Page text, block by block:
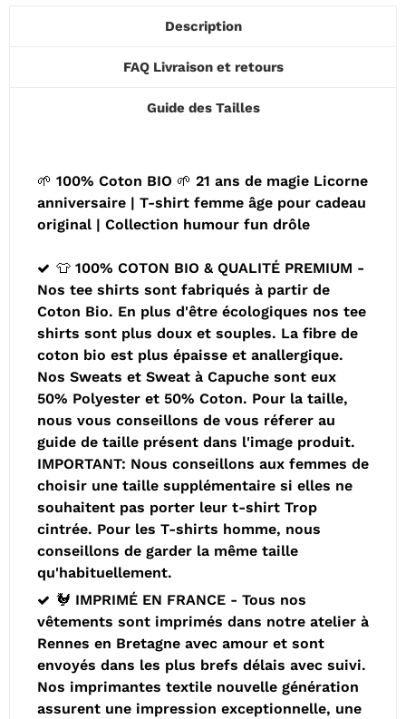
Description
FAQ Livraison et retours
Guide des Tailles
🌱 100% Coton BIO 🌱 21 ans de magie Licorne
anniversaire | T-shirt femme âge pour cadeau
original | Collection humour fun drôle
👕 100% COTON BIO & QUALITÉ PREMIUM -
Nos tee shirts sont fabriqués à partir de
Coton Bio. En plus d'être écologiques nos tee
shirts sont plus doux et souples. La fibre de
coton bio est plus épaisse et anallergique.
Nos Sweats et Sweat à Capuche sont eux
50% Polyester et 50% Coton. Pour la taille,
nous vous conseillons de vous réferer au
guide de taille présent dans l'image produit.
IMPORTANT: Nous conseillons aux femmes de
choisir une taille supplémentaire si elles ne
souhaitent pas porter leur t-shirt Trop
cintrée. Pour les T-shirts homme, nous
conseillons de garder la même taille
qu'habituellement.
🐓 IMPRIMÉ EN FRANCE - Tous nos
vêtements sont imprimés dans notre atelier à
Rennes en Bretagne avec amour et sont
envoyés dans les plus brefs délais avec suivi.
Nos imprimantes textile nouvelle génération
assurent une impression exceptionnelle, une